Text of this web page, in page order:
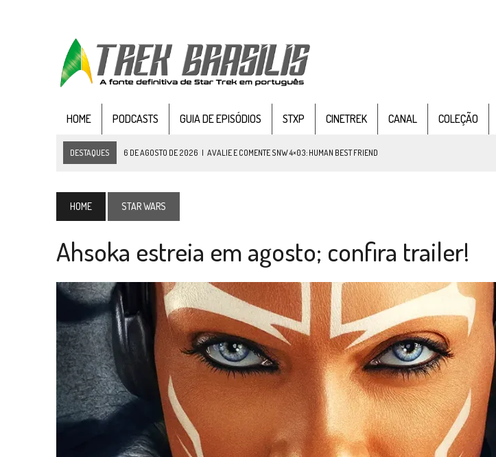
HOME PODCASTS GUIA DE EPISÓDIOS STXP CINETREK CANAL COLEÇÃO
DESTAQUES 6 DE AGOSTO DE 2026 | AVALIE E COMENTE SNW 4×03: HUMAN BEST FRIEND
3 DE AGOSTO DE 2026 | VEJA FOTOS DO TERCEIRO EPISÓDIO DA 4ª TEMPORADA DE STRANGE NEW WORDS
3 DE AGOSTO DE 2026 PARAMOUNT E CBS DERRUBAM NOVO VÍDEO DO FILME DE FÃS AXANAR HORAS APÓS ESTREIA
TB AO VIVO | STAR TREK: STRANGE NEW WORLDS – “THE GRIFFIN INCIDENT” (4×02)
1 DE AGOSTO DE 2026 ELENCO DE STRANGE NEW WORLDS ENCARA O FIM DE UMA ERA NA SDCC
31 DE JULHO DE 2026 GRANDES JORNADAS | QUATRO EPISÓDIOS DE STAR TREKSOBRE DIFERENTES PONTOS DE VISTA
31 DE JULHO DE 2026 BOX DELUXE DO ANO 5 DACOLEÇÃO TREK BRASILISJÁ DISPONÍVEL EM PRÉ-VENDA!
6 DE AGOSTO DE 2026 NOVA TEMPORADA DETHE CENTER SEAT , SÉRIE DOCUMENTAL DESTAR TREK, CHEGA EM 8 DE SETEMBRO
HOME STAR WARS
Ahsoka estreia em agosto; confira trailer!